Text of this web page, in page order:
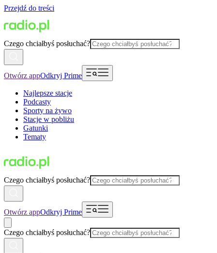
Przejdź do treści
Czego chciałbyś posłuchać?
Otwórz appOdkryj Prime
Najlepsze stacje
Podcasty
Sporty na żywo
Stacje w pobliżu
Gatunki
Tematy
Czego chciałbyś posłuchać?
Otwórz appOdkryj Prime
Czego chciałbyś posłuchać?